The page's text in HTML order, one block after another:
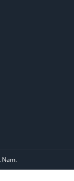
Nam.